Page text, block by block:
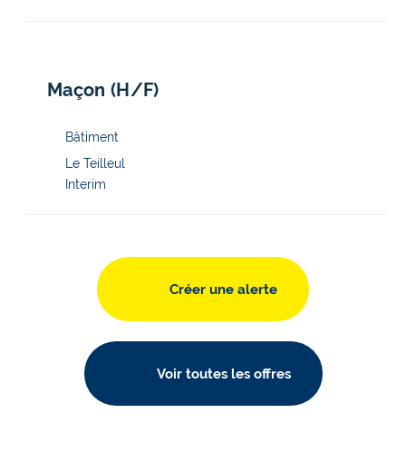
Maçon (H/F)
Le Teilleul
Interim
Créer une alerte
Voir toutes les offres